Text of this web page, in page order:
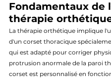
Fondamentaux de
thérapie
La thérapie orthétique implique
d'un corset thoracique
qui est adapté pour corriger
protrusion anormale de la paroi
corset est personnalisé en